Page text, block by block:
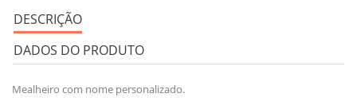
DESCRIÇÃO
DADOS DO PRODUTO
Mealheiro com nome personalizado.